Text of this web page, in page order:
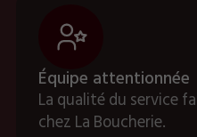
Équipe attentionnée
La qualité du service
chez La Boucherie.